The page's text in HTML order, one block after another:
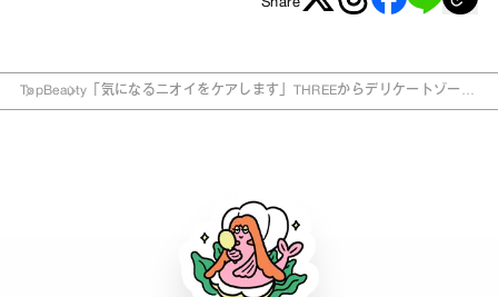
Share
TopBeauty 「気になるニオイをケアします」THREEからデリケートゾーン